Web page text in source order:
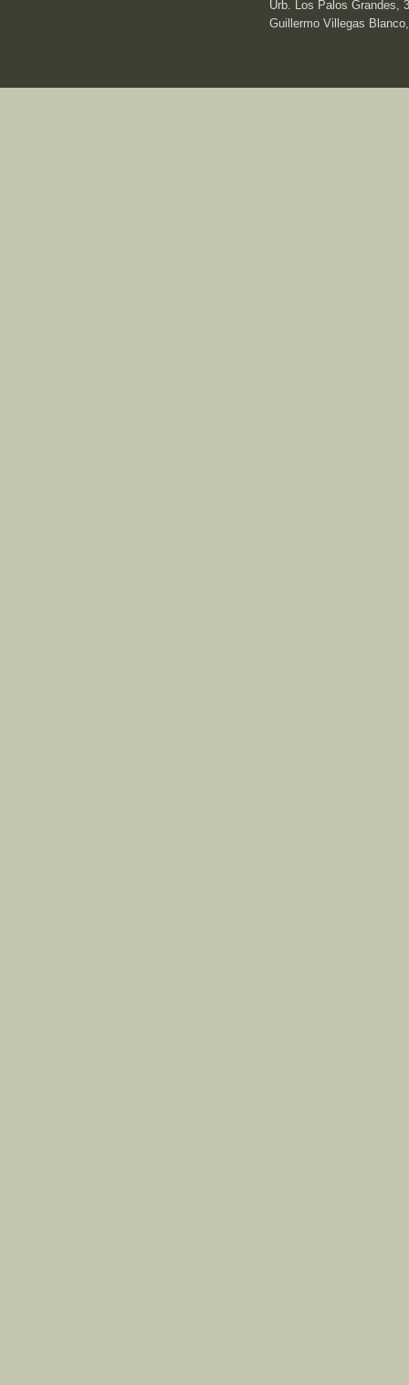
Urb. Los Palos Grandes,
Guillermo Villegas